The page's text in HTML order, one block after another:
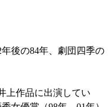
後の84年、劇団四季の
上作品に出演してい